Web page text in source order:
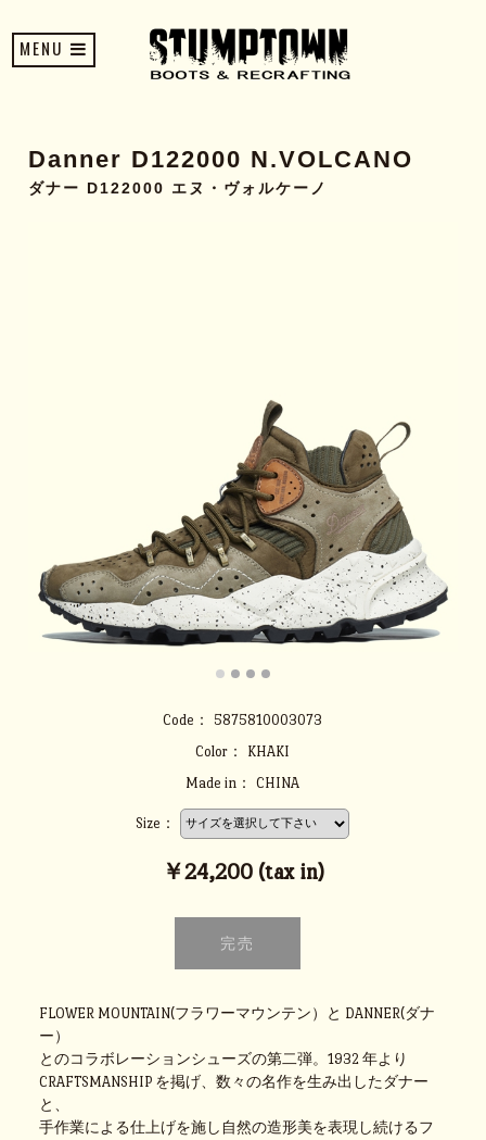
MENU
Danner D122000 N.VOLCANO
ダナー D122000 エヌ・ヴォルケーノ
Code：
5875810003073
Color：
KHAKI
Made in：
CHINA
Size：
￥24,200 (tax in)
FLOWER MOUNTAIN(フラワーマウンテン）と DANNER(ダナ
ー）
とのコラボレーションシューズの第二弾。1932 年より
CRAFTSMANSHIP を掲げ、数々の名作を生み出したダナー
と、
手作業による仕上げを施し自然の造形美を表現し続けるフ